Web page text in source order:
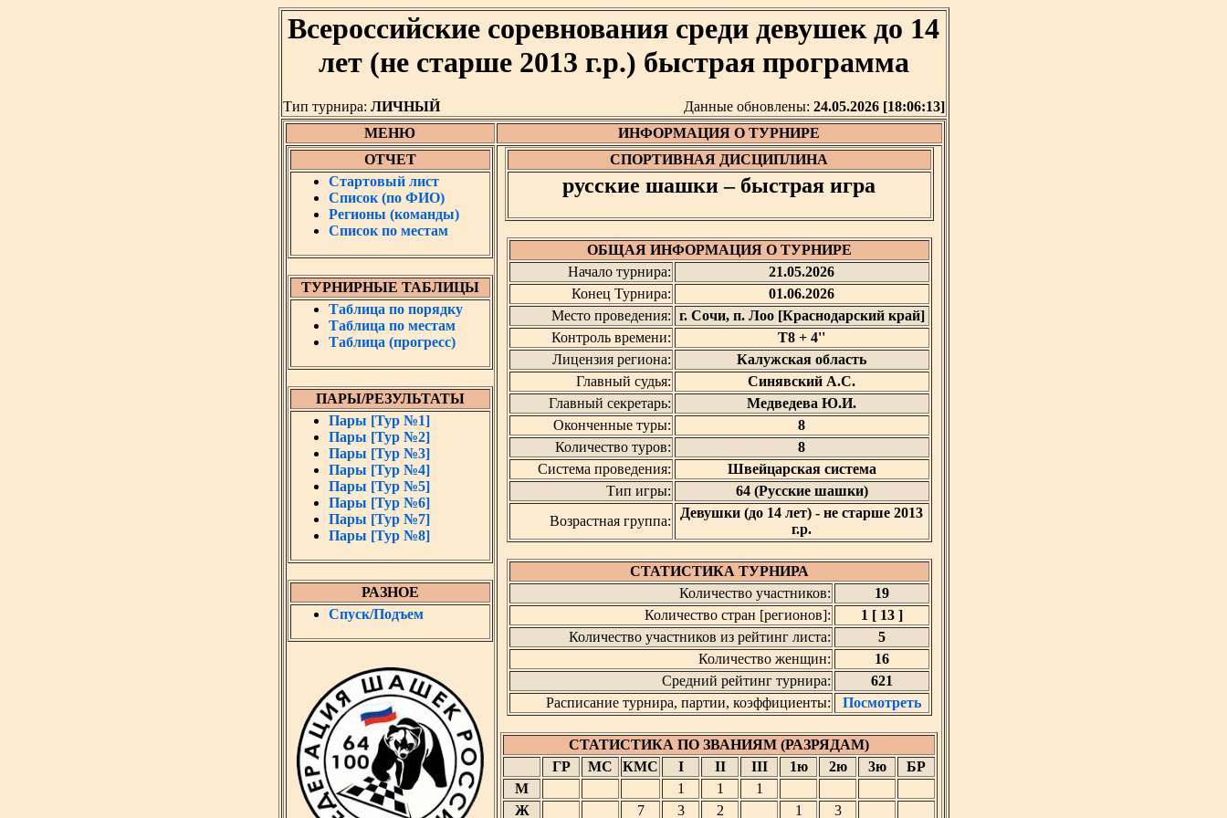
Всероссийские соревнования среди девушек до 14
лет (не старше 2013 г.р.) быстрая программа
Тип турнира: ЛИЧНЫЙ Данные обновлены: 24.05.2026 [18:06:13]
МЕНЮ
ИНФОРМАЦИЯ О ТУРНИРЕ
ОТЧЕТ
Стартовый лист
Список (по ФИО)
Регионы (команды)
Список по местам
ТУРНИРНЫЕ ТАБЛИЦЫ
Таблица по порядку
Таблица по местам
Таблица (прогресс)
ПАРЫ/РЕЗУЛЬТАТЫ
Пары [Тур №1]
Пары [Тур №2]
Пары [Тур №3]
Пары [Тур №4]
Пары [Тур №5]
Пары [Тур №6]
Пары [Тур №7]
Пары [Тур №8]
РАЗНОЕ
Спуск/Подъем
СПОРТИВНАЯ ДИСЦИПЛИНА
русские шашки – быстрая игра
ОБЩАЯ ИНФОРМАЦИЯ О ТУРНИРЕ
Начало турнира:
21.05.2026
Конец Турнира:
01.06.2026
Место проведения: г. Сочи, п. Лоо [Краснодарский край]
Контроль времени:
T8 + 4''
Лицензия региона:
Калужская область
Главный судья:
Синявский А.С.
Главный секретарь:
Медведева Ю.И.
Оконченные туры:
8
Количество туров:
8
Система проведения:
Швейцарская система
Тип игры:
64 (Русские шашки)
Возрастная группа:
Девушки (до 14 лет) - не старше 2013
г.р.
СТАТИСТИКА ТУРНИРА
Количество участников:
19
Количество стран [регионов]:
1 [ 13 ]
Количество участников из рейтинг листа:
5
Количество женщин:
16
Средний рейтинг турнира:
621
Расписание турнира, партии, коэффициенты:
Посмотреть
СТАТИСТИКА ПО ЗВАНИЯМ (РАЗРЯДАМ)
ГР
МС КМС I II III 1ю 2ю 3ю
БР
М
1 1
1
Ж
7 3 2 1 3